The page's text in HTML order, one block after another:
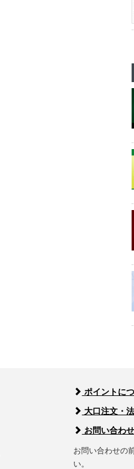
ポイントに
大口注文・
お問い合わ
お問い合わせの
い。